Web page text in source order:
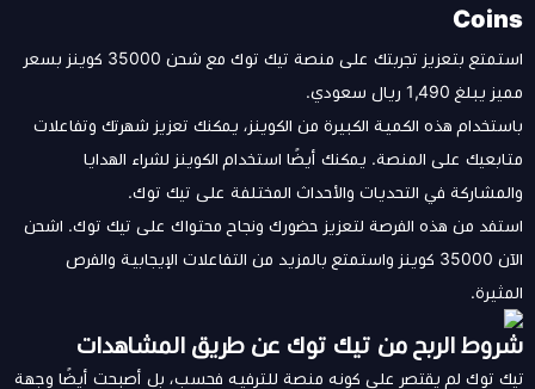
Coins
استمتع بتعزيز تجربتك على منصة تيك توك مع شحن 35000 كوينز بسعر
مميز يبلغ 1,490 ريال سعودي.
باستخدام هذه الكمية الكبيرة من الكوينز، يمكنك تعزيز شهرتك وتفاعلات
متابعيك على المنصة. يمكنك أيضًا استخدام الكوينز لشراء الهدايا
والمشاركة في التحديات والأحداث المختلفة على تيك توك.
استفد من هذه الفرصة لتعزيز حضورك ونجاح محتواك على تيك توك. اشحن
الآن 35000 كوينز واستمتع بالمزيد من التفاعلات الإيجابية والفرص
المثيرة.
شروط الربح من تيك توك عن طريق المشاهدات
تيك توك لم يقتصر على كونه منصة للترفيه فحسب، بل أصبحت أيضًا وجهة